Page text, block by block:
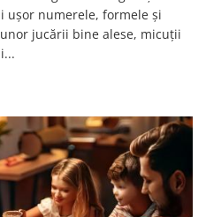
ușor numerele, formele și
jucării bine alese, micuții